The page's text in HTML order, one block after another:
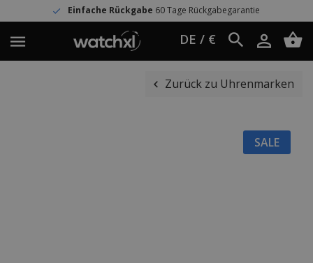
Einfache Rückgabe60 Tage Rückgabegarantie
DE / €
Zurück zu Uhrenmarken
SALE